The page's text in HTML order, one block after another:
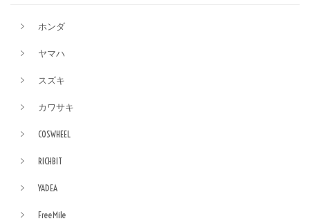
ホンダ
ヤマハ
スズキ
カワサキ
COSWHEEL
RICHBIT
YADEA
FreeMile